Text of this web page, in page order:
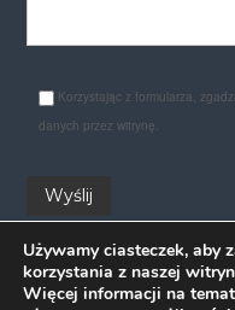
Korzystając z formularza,
danych przez witrynę.
Używamy ciasteczek, aby
korzystania z naszej
Więcej informacji na